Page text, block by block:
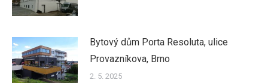
Bytový dům Porta Resoluta, ulice
Provazníkova, Brno
2. 5. 2025